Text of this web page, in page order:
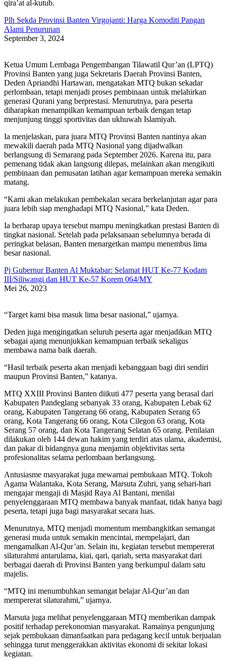
qira’at al-kutub.
Plh Sekda Provinsi Banten Virgojanti: Harga Komoditi Pangan
Alami Penurunan
September 3, 2024
Ketua Umum Lembaga Pengembangan Tilawatil Qur’an (LPTQ)
Provinsi Banten yang juga Sekretaris Daerah Provinsi Banten,
Deden Apriandhi Hartawan, mengatakan MTQ bukan sekadar
perlombaan, tetapi menjadi proses pembinaan untuk melahirkan
generasi Qurani yang berprestasi. Menurutnya, para peserta
diharapkan menampilkan kemampuan terbaik dengan tetap
menjunjung tinggi sportivitas dan ukhuwah Islamiyah.
Ia menjelaskan, para juara MTQ Provinsi Banten nantinya akan
mewakili daerah pada MTQ Nasional yang dijadwalkan
berlangsung di Semarang pada September 2026. Karena itu, para
pemenang tidak akan langsung dilepas, melainkan akan mengikuti
pembinaan dan pemusatan latihan agar kemampuan mereka semakin
matang.
“Kami akan melakukan pembekalan secara berkelanjutan agar para
juara lebih siap menghadapi MTQ Nasional,” kata Deden.
Ia berharap upaya tersebut mampu meningkatkan prestasi Banten di
tingkat nasional. Setelah pada pelaksanaan sebelumnya berada di
peringkat belasan, Banten menargetkan mampu menembus lima
besar nasional.
Pj Gubernur Banten Al Muktabar: Selamat HUT Ke-77 Kodam
III/Siliwangi dan HUT Ke-57 Korem 064/MY
Mei 26, 2023
“Target kami bisa masuk lima besar nasional,” ujarnya.
Deden juga mengingatkan seluruh peserta agar menjadikan MTQ
sebagai ajang menunjukkan kemampuan terbaik sekaligus
membawa nama baik daerah.
“Hasil terbaik peserta akan menjadi kebanggaan bagi diri sendiri
maupun Provinsi Banten,” katanya.
MTQ XXIII Provinsi Banten diikuti 477 peserta yang berasal dari
Kabupaten Pandeglang sebanyak 33 orang, Kabupaten Lebak 62
orang, Kabupaten Tangerang 66 orang, Kabupaten Serang 65
orang, Kota Tangerang 66 orang, Kota Cilegon 63 orang, Kota
Serang 57 orang, dan Kota Tangerang Selatan 65 orang. Penilaian
dilakukan oleh 144 dewan hakim yang terdiri atas ulama, akademisi,
dan pakar di bidangnya guna menjamin objektivitas serta
profesionalitas selama perlombaan berlangsung.
Antusiasme masyarakat juga mewarnai pembukaan MTQ. Tokoh
Agama Walantaka, Kota Serang, Marsuta Zuhri, yang sehari-hari
mengajar mengaji di Masjid Raya Al Bantani, menilai
penyelenggaraan MTQ membawa banyak manfaat, tidak hanya bagi
peserta, tetapi juga bagi masyarakat secara luas.
Menurutnya, MTQ menjadi momentum membangkitkan semangat
generasi muda untuk semakin mencintai, mempelajari, dan
mengamalkan Al-Qur’an. Selain itu, kegiatan tersebut mempererat
silaturahmi antarulama, kiai, qari, qariah, serta masyarakat dari
berbagai daerah di Provinsi Banten yang berkumpul dalam satu
majelis.
“MTQ ini menumbuhkan semangat belajar Al-Qur’an dan
mempererat silaturahmi,” ujarnya.
Marsuta juga melihat penyelenggaraan MTQ memberikan dampak
positif terhadap perekonomian masyarakat. Ramainya pengunjung
sejak pembukaan dimanfaatkan para pedagang kecil untuk berjualan
sehingga turut menggerakkan aktivitas ekonomi di sekitar lokasi
kegiatan.